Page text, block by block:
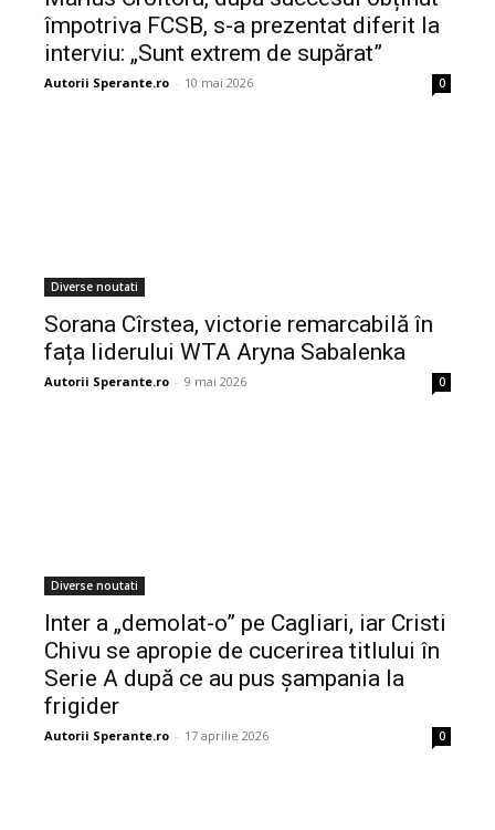
împotriva FCSB, s-a prezentat diferit la
interviu: „Sunt extrem de supărat”
Autorii Sperante.ro - 10 mai 2026 0
Diverse noutati
Sorana Cîrstea, victorie remarcabilă în
fața liderului WTA Aryna Sabalenka
Autorii Sperante.ro - 9 mai 2026 0
Diverse noutati
Inter a „demolat-o” pe Cagliari, iar Cristi
Chivu se apropie de cucerirea titlului în
Serie A după ce au pus șampania la
frigider
Autorii Sperante.ro - 17 aprilie 2026 0